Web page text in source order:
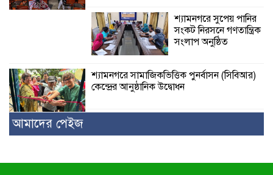
শ্যামনগরে সুপেয় পানির
সংকট নিরসনে গণতান্ত্রিক
সংলাপ অনুষ্ঠিত
শ্যামনগরে সামাজিকভিত্তিক পুনর্বাসন (সিবিআর)
কেন্দ্রের আনুষ্ঠানিক উদ্বোধন
আমাদের পেইজ